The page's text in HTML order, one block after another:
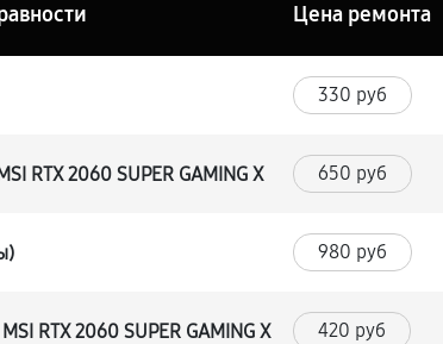
Цена ремонта
330 руб
RTX 2060 SUPER GAMING X 650 руб
980 руб
RTX 2060 SUPER GAMING X 420 руб